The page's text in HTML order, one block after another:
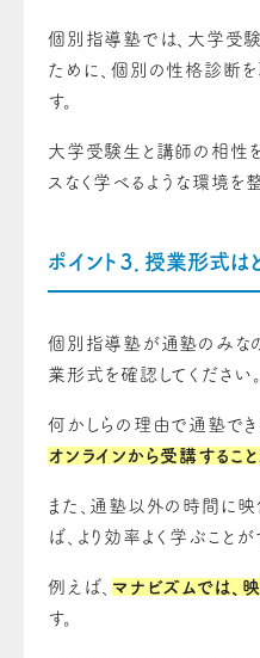
個別指導塾では、大学受
ために、個別の性格診断を
す。
大学受験生と講師の相性
スなく学べるような環境を整
ポイント３．授業形式は
個別指導塾が通塾のみな
業形式を確認してください。
何かしらの理由で通塾でき
オンラインから受講するこ
また、通塾以外の時間に
ば、より効率よく学ぶことが
例えば、 マナビズムでは、
す。